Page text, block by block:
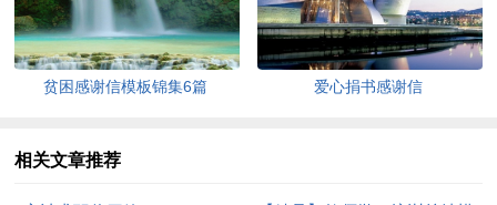
贫困感谢信模板锦集6篇 爱心捐书感谢信
相关文章推荐